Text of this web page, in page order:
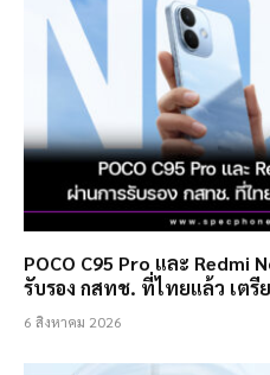
POCO C95 Pro และ Redmi
รับรอง กสทช. ที่ไทยแล้ว เตรี
6 สิงหาคม 2026